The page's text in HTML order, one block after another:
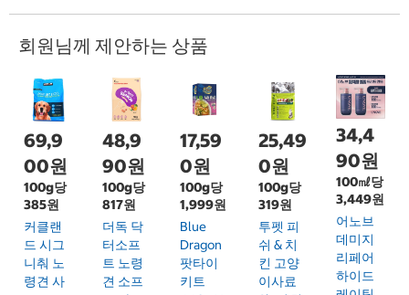
회원님께 제안하는 상품
69,9
00원
100g당
385원
커클랜
드 시그
니춰 노
령견 사
48,9
90원
100g당
817원
더독 닥
터소프
트 노령
견 소프
17,59
0원
100g당
1,999원
Blue
Dragon
팟타이
키트
25,49
0원
100g당
319원
투펫 피
쉬 & 치
킨 고양
이사료
34,4
90원
100㎖당
3,449원
어노브
데미지
리페어
하이드